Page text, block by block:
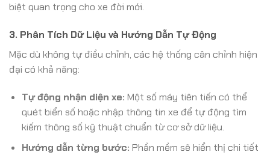
biệt quan trọng cho xe đời mới.
3. Phân Tích Dữ Liệu và Hướng Dẫn Tự Động
Mặc dù không tự điều chỉnh, các hệ thống cân chỉnh hiện
đại có khả năng:
Tự động nhận diện xe: Một số máy tiên tiến có thể
quét biển số hoặc nhập thông tin xe để tự động tìm
kiếm thông số kỹ thuật chuẩn từ cơ sở dữ liệu.
Hướng dẫn từng bước: Phần mềm sẽ hiển thị chi tiết